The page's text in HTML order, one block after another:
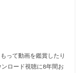
って動画を鑑賞したり
ロード視聴に8年間お